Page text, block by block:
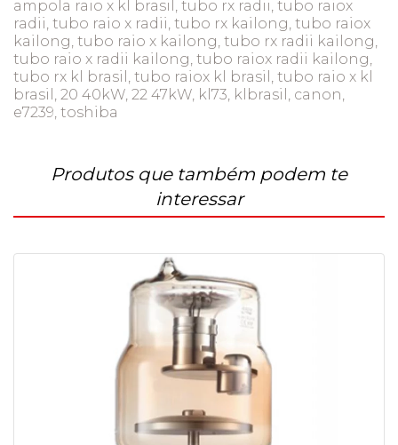
ampola raio x kl brasil, tubo rx radii, tubo raiox
radii, tubo raio x radii, tubo rx kailong, tubo raiox
kailong, tubo raio x kailong, tubo rx radii kailong,
tubo raio x radii kailong, tubo raiox radii kailong,
tubo rx kl brasil, tubo raiox kl brasil, tubo raio x kl
brasil, 20 40kW, 22 47kW, kl73, klbrasil, canon,
e7239, toshiba
Produtos que também podem te
interessar